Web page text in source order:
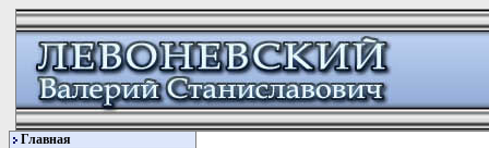
Главная